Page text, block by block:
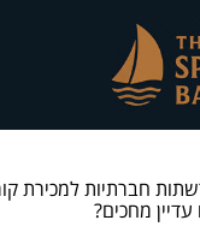
חברתיות למכירת
מחכים?